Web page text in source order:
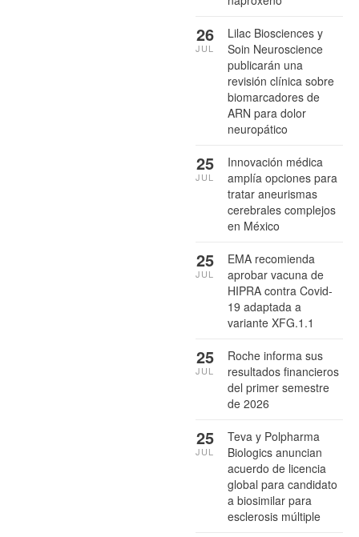
Lilac Biosciences y
Soin Neuroscience
publicarán una
revisión clínica sobre
biomarcadores de
ARN para dolor
neuropático
26
JUL
Innovación médica
amplía opciones para
tratar aneurismas
cerebrales complejos
en México
25
JUL
EMA recomienda
aprobar vacuna de
HIPRA contra Covid-
19 adaptada a
variante XFG.1.1
25
JUL
Roche informa sus
resultados financieros
del primer semestre
de 2026
25
JUL
Teva y Polpharma
Biologics anuncian
acuerdo de licencia
global para candidato
a biosimilar para
esclerosis múltiple
25
JUL